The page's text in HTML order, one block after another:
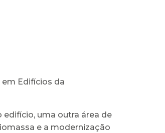
Edifícios da
uma outra área de
e a modernização